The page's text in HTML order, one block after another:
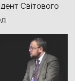
Світового